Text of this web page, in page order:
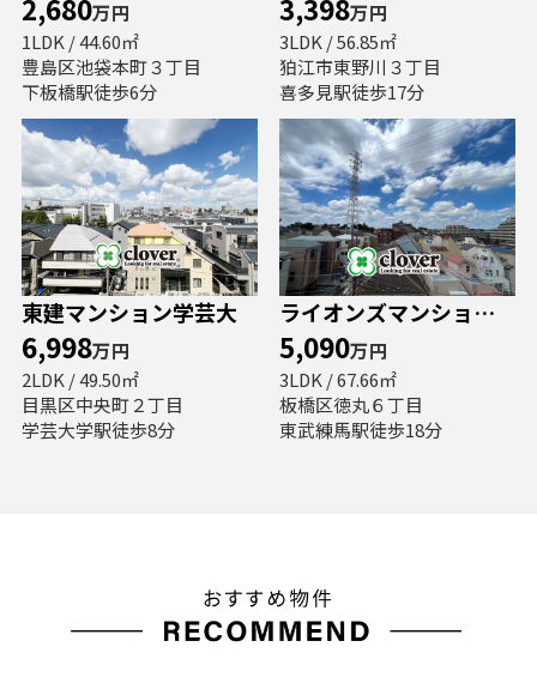
2,680万円
1LDK / 44.60㎡
豊島区池袋本町３丁目
下板橋駅徒歩6分
3,398万円
3LDK / 56.85㎡
狛江市東野川３丁目
喜多見駅徒歩17分
東建マンション学芸大
6,998万円
2LDK / 49.50㎡
目黒区中央町２丁目
学芸大学駅徒歩8分
ライオンズマンション赤塚公園
5,090万円
3LDK / 67.66㎡
板橋区徳丸６丁目
東武練馬駅徒歩18分